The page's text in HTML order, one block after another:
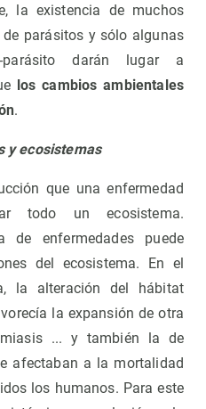
la existencia de muchos
parásitos y sólo algunas
parásito darán lugar a
los cambios ambientales
.
y ecosistemas
que una enfermedad
todo un ecosistema.
de enfermedades puede
del ecosistema. En el
la alteración del hábitat
la expansión de otra
... y también la de
afectaban a la mortalidad
los humanos. Para este